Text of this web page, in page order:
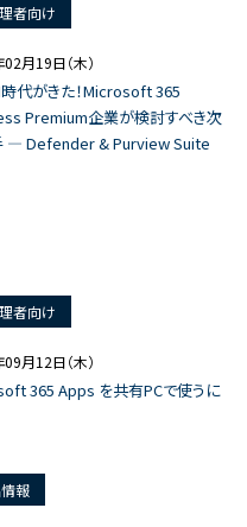
者向け
月19日（木）
代がきた！Microsoft 365
Premium企業が検討すべき次
― Defender & Purview Suite
者向け
月12日（木）
365 Apps を共有PCで使うに
報